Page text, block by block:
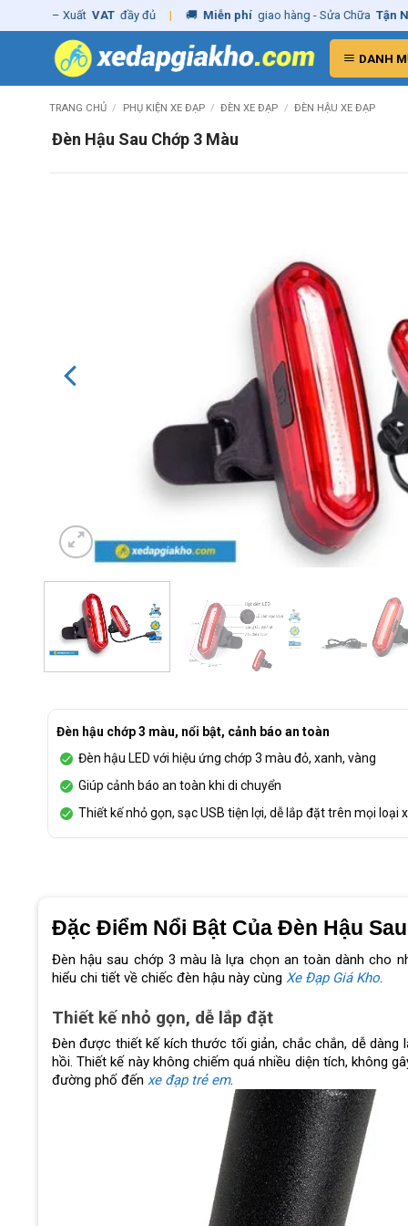
to
– Xuất VAT đầy đủ | 🚚 Miễn phí giao hàng - Sửa Chữa Tận Nhà ✓
DANH
TRANG CHỦ / PHỤ KIỆN XE ĐẠP / ĐÈN XE ĐẠP / ĐÈN HẬU XE ĐẠP
Đèn Hậu Sau Chớp 3 Màu
Đèn hậu chớp 3 màu, nổi bật, cảnh báo an toàn
Đèn hậu LED với hiệu ứng chớp 3 màu đỏ, xanh, vàng
Giúp cảnh báo an toàn khi di chuyển
Thiết kế nhỏ gọn, sạc USB tiện lợi, dễ lắp đặt trên mọi loại
Đặc Điểm Nổi Bật Của Đèn Hậu
Đèn hậu sau chớp 3 màu là lựa chọn an toàn dành cho
hiểu chi tiết về chiếc đèn hậu này cùng Xe Đạp Giá Kho.
Thiết kế nhỏ gọn, dễ lắp đặt
Đèn được thiết kế kích thước tối giản, chắc chắn, dễ
hồi. Thiết kế này không chiếm quá nhiều diện tích, không
đường phố đến xe đạp trẻ em.